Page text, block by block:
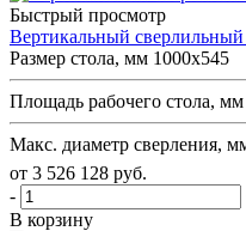
Быстрый просмотр
Вертикальный
Размер стола, мм 1000х545
Площадь рабочего стола, мм
Макс. диаметр сверления,
от 3 526 128 руб.
-
В корзину